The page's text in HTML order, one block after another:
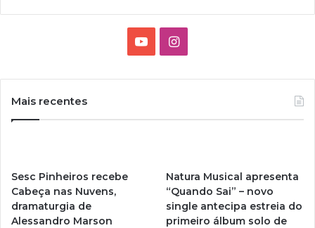
I
g
r
Mais recentes
Sesc Pinheiros recebe
Cabeça nas Nuvens,
dramaturgia de
Alessandro Marson
Natura Musical apresenta
“Quando Sai” – novo
single antecipa estreia do
primeiro álbum solo de